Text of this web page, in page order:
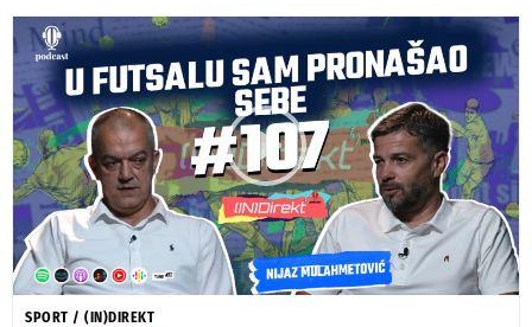
SPORT / (IN)DIREKT